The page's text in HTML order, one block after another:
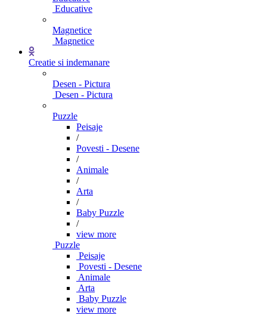
Educative
Magnetice
Magnetice
Creatie si indemanare
Desen - Pictura
Desen - Pictura
Puzzle
Peisaje
/
Povesti - Desene
/
Animale
/
Arta
/
Baby Puzzle
/
view more
Puzzle
Peisaje
Povesti - Desene
Animale
Arta
Baby Puzzle
view more